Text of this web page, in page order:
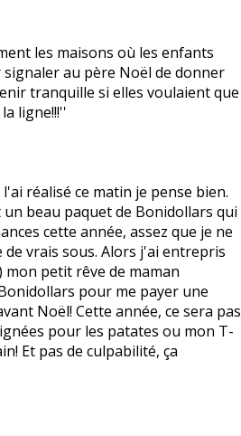
les maisons où les enfants
au père Noël de donner
tranquille si elles voulaient que
ligne!!!''
réalisé ce matin je pense bien.
beau paquet de Bonidollars qui
cette année, assez que je ne
de vrais sous. Alors j'ai entrepris
mon petit rêve de maman
pour me payer une
Noël! Cette année, ce sera pas
pour les patates ou mon T-
Et pas de culpabilité, ça